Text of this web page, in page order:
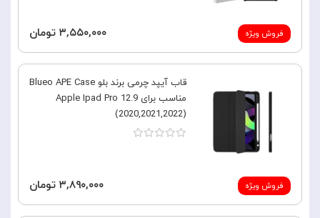
فروش ویژه ۳,۵۵۰,۰۰۰ تومان
فروش ویژه
قاب آیپد چرمی برند بلو Blueo APE Case
مناسب برای Apple Ipad Pro 12.9
(2020,2021,2022)
۳,۸۹۰,۰۰۰ تومان